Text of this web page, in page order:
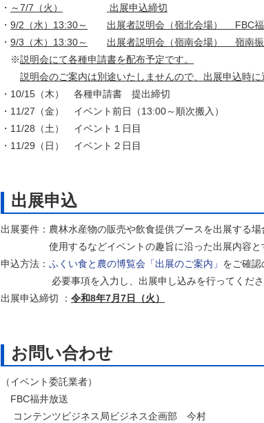
・ ～7/7（火）
出展申込締切
・ 9/2（水）13:30～
出展者説明会（嶺北会場） FBC
・ 9/3（木）13:30～
出展者説明会（嶺南会場） 嶺南
※説明会にて各種申請書を配布予定です。
説明会のご案内は別途いたしませんので、 出展申込時に
・10/15（木） 各種申請書 提出締切
・11/27（金） イベント前日（13:00～順次搬入）
・11/28（土） イベント１日目
・11/29（日） イベント２日目
出展申込
出展要件：農林水産物の販売や飲食提供ブースを出展する
使用するなどイベントの趣旨に沿った出展内容と
申込方法： ふくい食と農の博覧会「出展のご案内」 をご確
必要事項を入力し、出展申し込みを行ってください。
出展申込締切 ： 令和8年7月7日（火）
お問い合わせ
（イベント委託業者）
FBC福井放送
コンテンツビジネス局ビジネス企画部 今村